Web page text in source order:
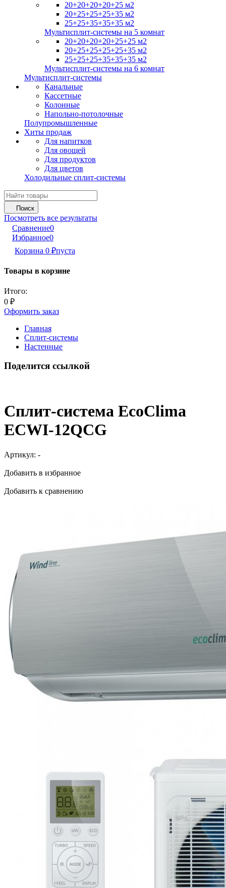
20+20+20+20+25 м2
20+25+25+25+35 м2
25+25+35+35+35 м2
Мультисплит-системы на 5 комнат
20+20+20+20+25+25 м2
20+25+25+25+25+35 м2
25+25+25+35+35+35 м2
Мультисплит-системы на 6 комнат
Мультисплит-системы
Канальные
Кассетные
Колонные
Напольно-потолочные
Полупромышленные
Хиты продаж
Для напитков
Для овощей
Для продуктов
Для цветов
Холодильные сплит-системы
Поиск
Посмотреть все результаты
Сравнение0
Избранное0
Корзина 0 ₽пуста
Товары в корзине
Итого:
0 ₽
Оформить заказ
Главная
Сплит-системы
Настенные
Поделится ссылкой
Сплит-система EcoClima
ECWI-12QCG
Артикул: -
Добавить в избранное
Добавить к сравнению